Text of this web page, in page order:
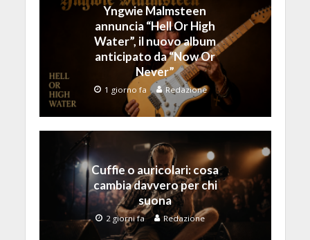
Yngwie Malmsteen
annuncia “Hell Or High
Water”, il nuovo album
anticipato da “Now Or
Never”
1 giorno fa Redazione
Cuffie o auricolari: cosa
cambia davvero per chi
suona
2 giorni fa Redazione